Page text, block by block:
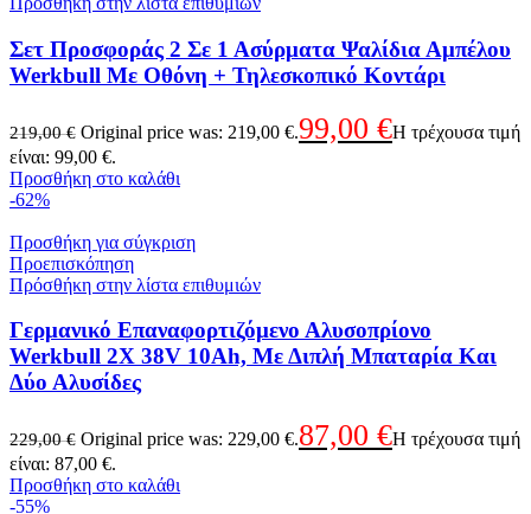
Σετ Προσφοράς 2 Σε 1 Ασύρματα Ψαλίδια Αμπέλου
Werkbull Με Οθόνη + Τηλεσκοπικό Κοντάρι
219,00€ Original price was: 219,00 €.99,00 €Η τρέχουσα τιμή
είναι: 99,00 €.
Προσθήκη στο καλάθι
-62%
Προσθήκη για σύγκριση
Προεπισκόπηση
Πρόσθήκη στην λίστα επιθυμιών
Γερμανικό Επαναφορτιζόμενο Αλυσοπρίονο
Werkbull 2X 38V 10Ah, Με Διπλή Μπαταρία Και
Δύο Αλυσίδες
229,00€ Original price was: 229,00 €.87,00 €Η τρέχουσα τιμή
είναι: 87,00 €.
Προσθήκη στο καλάθι
-55%